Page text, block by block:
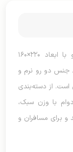
پتو مسافرتی برند، محصولی سبک و دو رو با ابعاد ۲۲۰×۱۶۰
جنس دو رو نرم و
از دسته‌بندی
با وزن سبک،
برای مسافران و